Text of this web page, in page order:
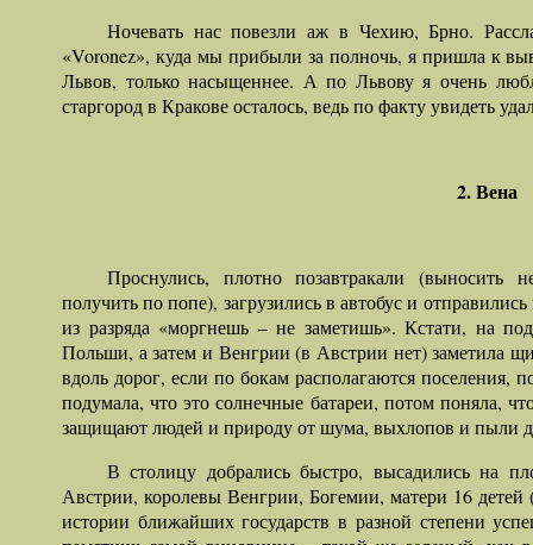
Ночевать нас повезли аж в Чехию, Брно.
«Voronez», куда мы прибыли за полночь, я пришла к
Львов, только насыщеннее. А по Львову я очень
старгород в Кракове осталось, ведь по факту увидеть
2. Вена
Проснулись, плотно позавтракали (выносить
получить по попе), загрузились в автобус и
из разряда «моргнешь – не заметишь». Кстати, на
Польши, а затем и Венгрии (в Австрии нет) заметила
вдоль дорог, если по бокам располагаются поселения,
подумала, что это солнечные батареи, потом поняла,
защищают людей и природу от шума, выхлопов и пыли
В столицу добрались быстро, высадились на
Австрии, королевы Венгрии, Богемии, матери 16 детей
истории ближайших государств в разной степени